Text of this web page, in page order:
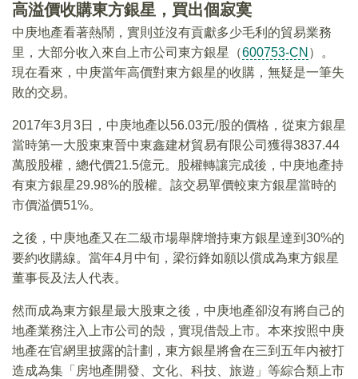
高溢價收購東方銀星，買出個寂寞
中庚地產看著熱鬧，實則並沒有貢獻多少毛利的貿易業務
里，大部分收入來自上市公司東方銀星（600753-CN ）。
現在看來，中庚當年高價對東方銀星的收購，無疑是一筆失
敗的交易。
2017年3月3日，中庚地產以56.03元/股的價格，從東方銀星
當時第一大股東東晉中東鑫建材貿易有限公司獲得3837.44
萬股股權，總代價21.5億元。股權轉讓完成後，中庚地產持
有東方銀星29.98%的股權。該交易單價較東方銀星當時的
市價溢價51%。
之後，中庚地產又在二級市場舉牌增持東方銀星達到30%的
要約收購線。當年4月中旬，梁衍鋒如願以償成為東方銀星
董事長及法人代表。
然而成為東方銀星最大股東之後，中庚地產卻沒有將自己的
地產業務注入上市公司的殼，實現借殼上市。本來按照中庚
地產在官網里披露的計劃，東方銀星將會在三到五年内被打
造成為集「房地產開發、文化、科技、旅遊」等綜合類上市